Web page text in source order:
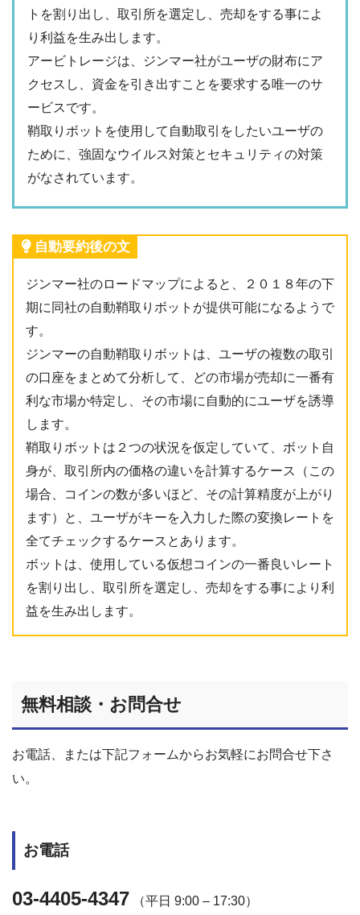
トを割り出し、取引所を選定し、売却をする事によ
り利益を生み出します。
アービトレージは、ジンマー社がユーザの財布にア
クセスし、資金を引き出すことを要求する唯一のサ
ービスです。
鞘取りボットを使用して自動取引をしたいユーザの
ために、強固なウイルス対策とセキュリティの対策
がなされています。
自動要約後の文
ジンマー社のロードマップによると、２０１８年の下
期に同社の自動鞘取りボットが提供可能になるようで
す。
ジンマーの自動鞘取りボットは、ユーザの複数の取引
の口座をまとめて分析して、どの市場が売却に一番有
利な市場か特定し、その市場に自動的にユーザを誘導
します。
鞘取りボットは２つの状況を仮定していて、ボット自
身が、取引所内の価格の違いを計算するケース（この
場合、コインの数が多いほど、その計算精度が上がり
ます）と、ユーザがキーを入力した際の変換レートを
全てチェックするケースとあります。
ボットは、使用している仮想コインの一番良いレート
を割り出し、取引所を選定し、売却をする事により利
益を生み出します。
無料相談・お問合せ
お電話、または下記フォームからお気軽にお問合せ下さ
い。
お電話
03-4405-4347 （平日 9:00 – 17:30）